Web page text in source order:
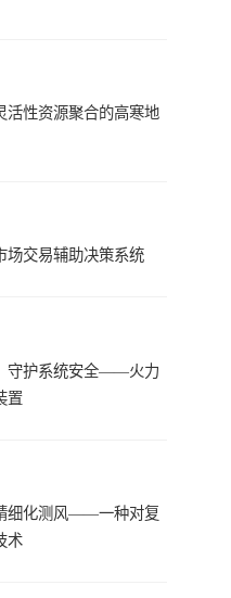
活性资源聚合的高寒地
场交易辅助决策系统
守护系统安全——火力
置
细化测风——一种对复
术